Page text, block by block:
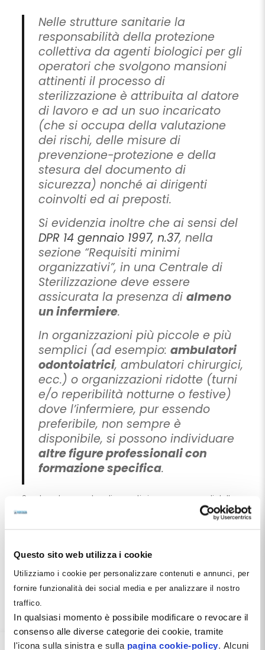
Questo sito web utilizza i cookie
Utilizziamo i cookie per personalizzare contenuti e annunci, per
fornire funzionalità dei social media e per analizzare il nostro
traffico.
In qualsiasi momento è possibile modificare o revocare il
consenso alle diverse categorie dei cookie, tramite
l'icona sulla sinistra e sulla pagina cookie-policy. Alcuni
Nelle strutture sanitarie la
responsabilità della protezione
collettiva da agenti biologici per gli
operatori che svolgono mansioni
attinenti il processo di
sterilizzazione è attribuita al datore
di lavoro e ad un suo incaricato
(che si occupa della valutazione
dei rischi, delle misure di
prevenzione-protezione e della
stesura del documento di
sicurezza) nonché ai dirigenti
coinvolti ed ai preposti.
Si evidenzia inoltre che ai sensi del
DPR 14 gennaio 1997, n.37, nella
sezione “Requisiti minimi
organizzativi”, in una Centrale di
Sterilizzazione deve essere
assicurata la presenza di almeno
un infermiere.
In organizzazioni più piccole e più
semplici (ad esempio: ambulatori
odontoiatrici, ambulatori chirurgici,
ecc.) o organizzazioni ridotte (turni
e/o reperibilità notturne o festive)
dove l’infermiere, pur essendo
preferibile, non sempre è
disponibile, si possono individuare
altre figure professionali con
formazione specifica.
Sembra dunque che gli esperti siano consapevoli della
specificità organizzativa di uno studio dentistico, anche
dentistico.
Di sicuro la possibilità di delegare queste attività al
personale interno introduce anche il tema ricorrente nel
testo della formazione specifica, soprattutto se
consideriamo la delega a personale non infermieristico.
In questo senso lanuova figura dell’ASOpotrebbe
risultare perfettamente appropriata.